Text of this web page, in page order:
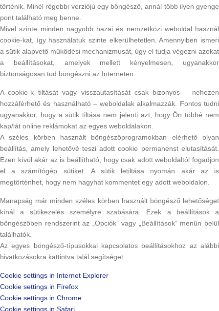
történik. Minél régebbi verziójú egy böngésző, annál több ilyen gyenge
pont található meg benne.
Mivel szinte minden nagyobb hazai és nemzetközi weboldal használ
cookie-kat, így használatuk szinte elkerülhetetlen. Amennyiben ismeri
a sütik alapvető működési mechanizmusát, úgy el tudja végezni azokat
a beállításokat, amelyek mellett kényelmesen, ugyanakkor
biztonságosan tud böngészni az Interneten.
A cookie-k tiltását vagy visszautasítását csak bizonyos – nehezen
hozzáférhető és használható – weboldalak alkalmazzák. Fontos tudni
ugyanakkor, hogy a sütik tiltása nem jelenti azt, hogy Ön többé nem
kap/lát online reklámokat az egyes weboldalakon.
A széles körben használt böngészőprogramokban elérhető olyan
beállítás, amely lehetővé teszi adott cookie permanenst elutasítását.
Ezen kívül akár az is beállítható, hogy csak adott weboldaltól fogadjon
el a számítógép sütiket. A sütik letiltása nyomán akár az is
megtörténhet, hogy nem hagyhat kommentet egy adott weboldalon.
Manapság már minden széles körben használt böngésző lehetőséget
kínál a sütikezelés személyre szabására. Ezek a beállítások a
böngészőben rendszerint az „Opciók” vagy „Beállítások” menün belül
találhatók.
Az egyes böngésző-típusokkal kapcsolatos beállításokhoz az alábbi
hivatkozásokra kattintva talál segítséget:
Cookie settings in Internet Explorer
Cookie settings in Firefox
Cookie settings in Chrome
Cookie settings in Safari